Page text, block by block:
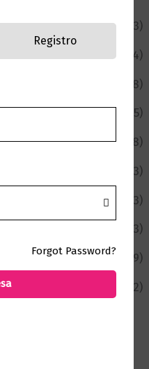
(53)
(4)
(228)
(75)
(88)
(213)
(373)
(43)
(109)
(12)
Registro
Forgot Password?